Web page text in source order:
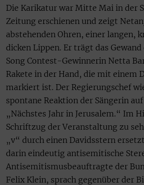
Die Karikatur war Mitte Mai in der
Zeitung erschienen und zeigt
abstehenden Ohren, einer langen,
dicken Lippen. Er trägt das
Song Contest-Gewinnerin Netta
Rakete in der Hand, die mit einem
markiert ist. Der Regierungschef
spontane Reaktion der Sängerin auf
„Nächstes Jahr in Jerusalem.“ Im
Schriftzug der Veranstaltung zu
„v“ durch einen Davidsstern
darin eindeutig antisemitische
Antisemitismusbeauftragte der
Felix Klein, sprach gegenüber der